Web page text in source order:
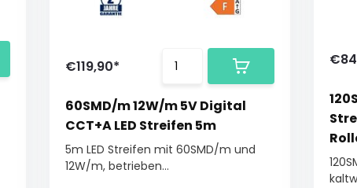
€119,90*
60SMD/m 12W/m 5V Digital
CCT+A LED Streifen 5m
5m LED Streifen mit 60SMD/m und
12W/m, betrieben...